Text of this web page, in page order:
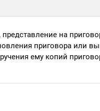
на
приговора или
ему копий